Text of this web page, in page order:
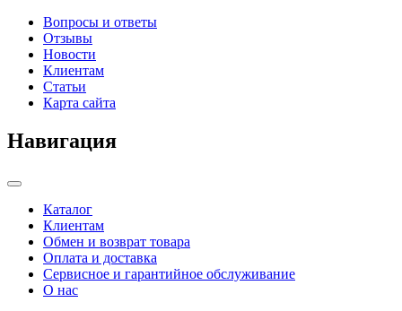
Вопросы и ответы
Отзывы
Новости
Клиентам
Статьи
Карта сайта
Навигация
Categories
Каталог
Клиентам
Обмен и возврат товара
Оплата и доставка
Сервисное и гарантийное обслуживание
О нас